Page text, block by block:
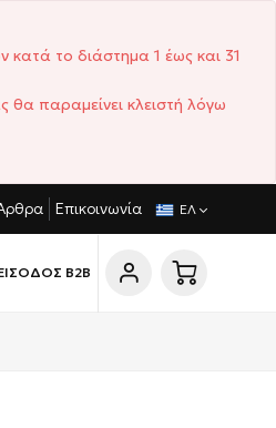
το διάστημα 1 έως και 31
θα παραμείνει κλειστή λόγω
ΣΎΝΤΟΜΟΙ ΧΡΌΝΟΙ ΠΑΡΆΔΟΣΗΣ
Επικοινωνία ΕΛ
Β2Β